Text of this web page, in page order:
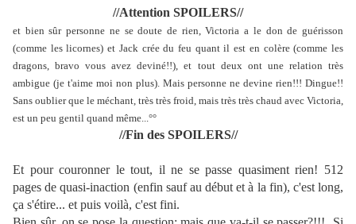
//Attention SPOILERS//
et bien sûr personne ne se doute de rien, Victoria a le don de guérisson
(comme les licornes) et Jack crée du feu quant il est en colère (comme les
dragons, bravo vous avez deviné!!), et tout deux ont une relation très
ambigue (je t'aime moi non plus). Mais personne ne devine rien!!! Dingue!!
Sans oublier que le méchant, très très froid, mais très très chaud avec Victoria,
est un peu gentil quand même...°°
//Fin des SPOILERS//
Et pour couronner le tout, il ne se passe quasiment rien! 512
pages de quasi-inaction (enfin sauf au début et à la fin), c'est long,
ça s'étire... et puis voilà, c'est fini.